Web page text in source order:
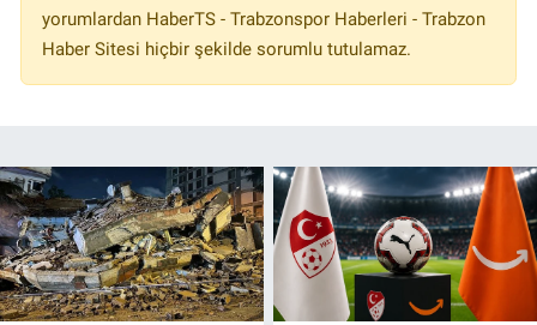
yorumlardan HaberTS - Trabzonspor Haberleri - Trabzon
Haber Sitesi hiçbir şekilde sorumlu tutulamaz.